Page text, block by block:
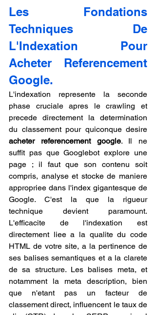
Les Fondations
Techniques De
L'Indexation Pour
Acheter Referencement
Google.
L'indexation represente la seconde
phase cruciale apres le crawling et
precede directement la determination
acheter referencement google. Il ne
suffit pas que Googlebot explore une
page ; il faut que son contenu soit
compris, analyse et stocke de maniere
appropriee dans l'index gigantesque de
Google. C'est la que la rigueur
technique devient paramount.
L'efficacite de l'indexation est
directement liee a la qualite du code
HTML de votre site, a la pertinence de
ses balises semantiques et a la clarete
de sa structure. Les balises meta, et
notamment la meta description, bien
que n'etant pas un facteur de
classement direct, influencent le taux de